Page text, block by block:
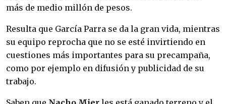
más de medio millón de pesos.
Resulta que García Parra se da la gran vida, mientras
su equipo reprocha que no se esté invirtiendo en
cuestiones más importantes para su precampaña,
como por ejemplo en difusión y publicidad de su
trabajo.